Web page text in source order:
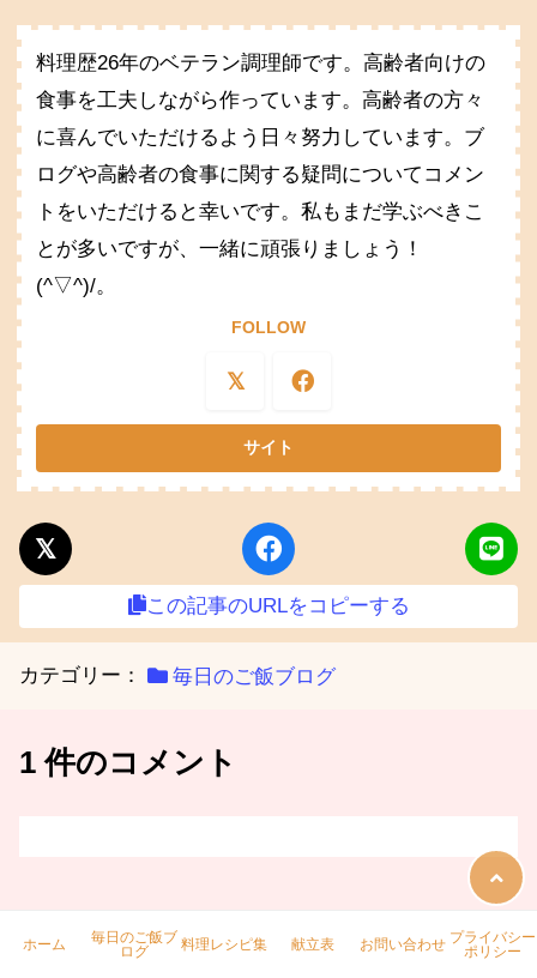
料理歴26年のベテラン調理師です。高齢者向けの
食事を工夫しながら作っています。高齢者の方々
に喜んでいただけるよう日々努力しています。ブ
ログや高齢者の食事に関する疑問についてコメン
トをいただけると幸いです。私もまだ学ぶべきこ
とが多いですが、一緒に頑張りましょう！
(^▽^)/。
FOLLOW
この記事のURLをコピーする
カテゴリー： 毎日のご飯ブログ
1 件のコメント
コメントを残す
ホーム
毎日のご飯ブ
ログ
料理レシピ集 献立表 お問い合わせ プライバシー
ポリシー